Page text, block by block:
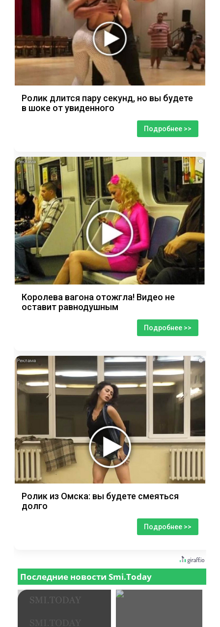
Ролик длится пару секунд, но вы будете
в шоке от увиденного
Подробнее >>
i
Королева вагона отожгла! Видео не
оставит равнодушным
Подробнее >>
i
Ролик из Омска: вы будете смеяться
долго
Подробнее >>